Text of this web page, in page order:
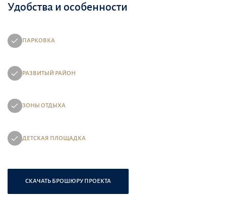
Удобства и особенности
ПАРКОВКА
РАЗВИТЫЙ РАЙОН
ЗОНЫ ОТДЫХА
ДЕТСКАЯ ПЛОЩАДКА
СКАЧАТЬ БРОШЮРУ ПРОЕКТА